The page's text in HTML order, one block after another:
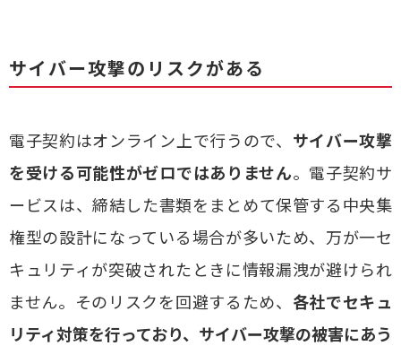
サイバー攻撃のリスクがある
電子契約はオンライン上で行うので、 サイバー攻撃
を受ける可能性がゼロではありません。電子契約サ
ービスは、締結した書類をまとめて保管する中央集
権型の設計になっている場合が多いため、万が一セ
キュリティが突破されたときに情報漏洩が避けられ
ません。そのリスクを回避するため、 各社でセキュ
リティ対策を行っており、サイバー攻撃の被害にあう